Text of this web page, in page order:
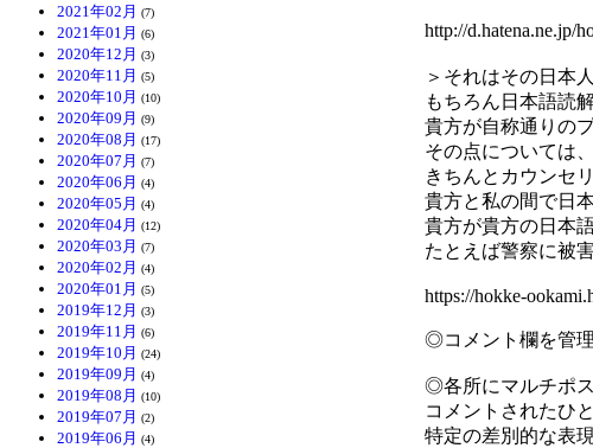
2021年02月 (7)
2021年01月 (6)
2020年12月 (3)
2020年11月 (5)
2020年10月 (10)
2020年09月 (9)
2020年08月 (17)
2020年07月 (7)
2020年06月 (4)
2020年05月 (4)
2020年04月 (12)
2020年03月 (7)
2020年02月 (4)
2020年01月 (5)
2019年12月 (3)
2019年11月 (6)
2019年10月 (24)
2019年09月 (4)
2019年08月 (10)
2019年07月 (2)
2019年06月 (4)
http://d.hatena.ne.jp/
＞それはその日本
もちろん日本語読
貴方が自称通りの
その点については
きちんとカウンセ
貴方と私の間で日
貴方が貴方の日本
たとえば警察に被
https://hokke-
◎コメント欄を管
◎各所にマルチポ
コメントされたひ
特定の差別的な表